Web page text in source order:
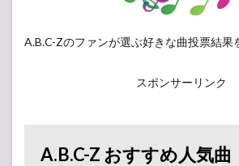
A.B.C-Zのファンが選ぶ好きな曲投票結果
スポンサーリンク
A.B.C-Z おすすめ人気曲